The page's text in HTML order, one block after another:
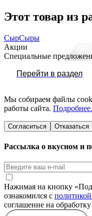
Этот товар из
СырСыры
Акции
Специальные
Перейти в раздел
Мы собираем файлы
работы сайта.
Согласиться Отказаться
Рассылка о вкусном и
Нажимая на кнопку
ознакомился с
соглашение на